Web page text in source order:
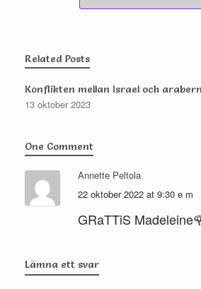
Related Posts
Konflikten mellan Israel och
13 oktober 2023
One Comment
Annette Peltola
22 oktober 2022 at 9:30 e m
GRaTTiS
Lämna ett svar